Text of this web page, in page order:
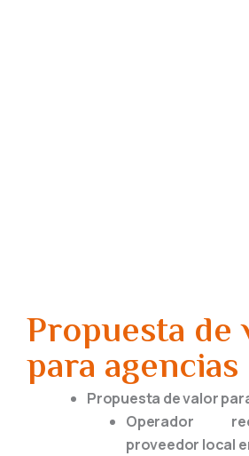
Propuesta de
para agencias
Propuesta de valor
Operador
proveedor local